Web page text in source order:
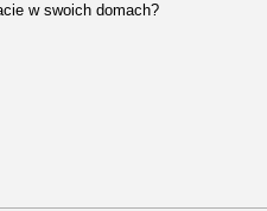
w swoich domach?